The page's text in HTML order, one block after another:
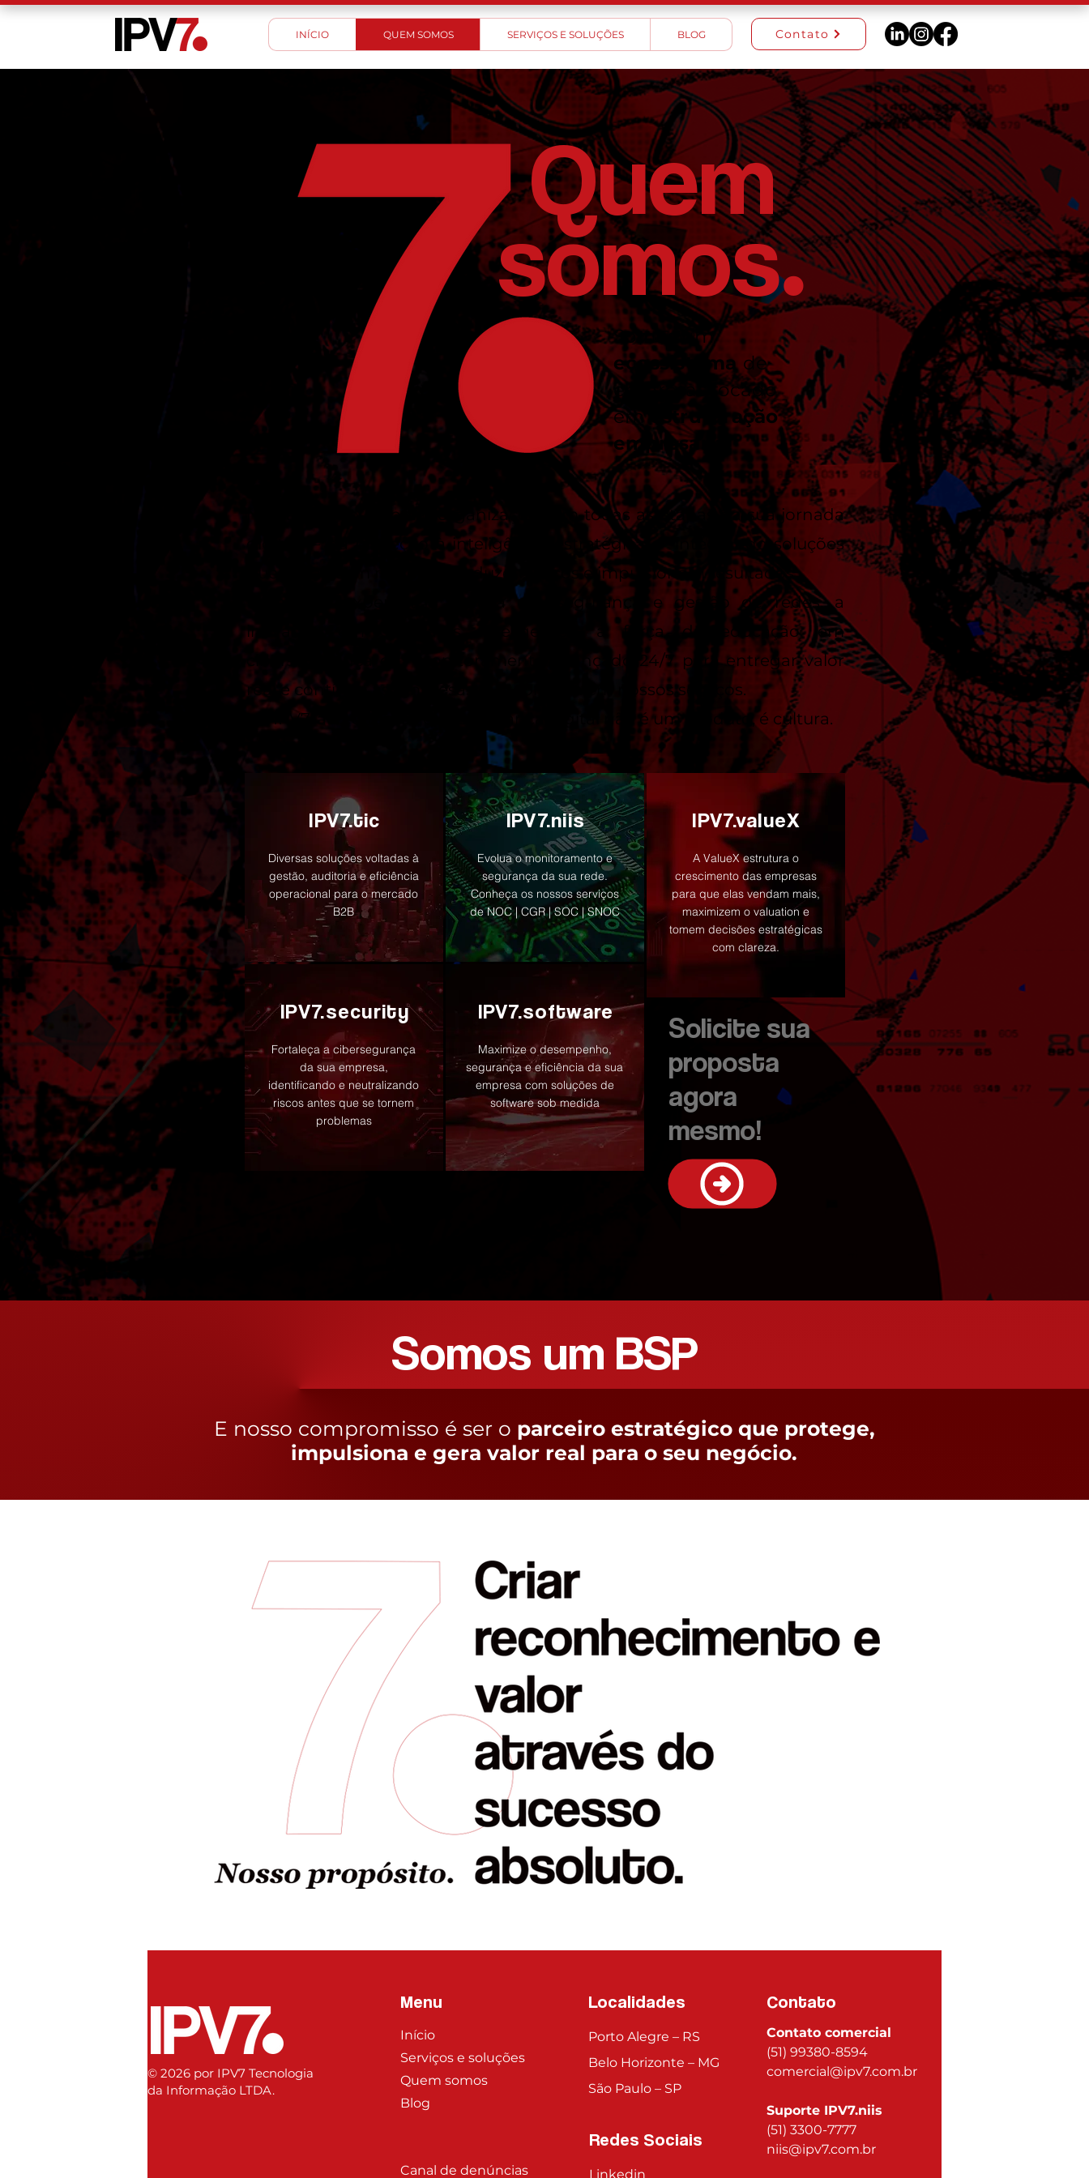
INÍCIO QUEM SOMOS SERVIÇOS E SOLUÇÕES BLOG Contato
Quem
somos.
Somos um
ecossistema de
empresas focado
em estruturação
empresarial
Nossa missão é apoiar organizações em todas as etapas da sua jornada
digital — da proteção à inteligência estratégica — integrando soluções
que fortalecem negócios, reduzem riscos e impulsionam resultados.
Unimos a experiência prática em segurança e gestão de redes, a
inovação em softwares inteligentes, a força da educação em
cibersegurança e o monitoramento avançado 24/7 para entregar valor
real e contínuo às empresas que confiam em nossos serviços.
Na IPV7, acreditamos que segurança digital não é um produto, é cultura.
IPV7.tic
Diversas soluções voltadas à
gestão, auditoria e eficiência
operacional para o mercado
B2B
IPV7.security
Fortaleça a cibersegurança
da sua empresa,
identificando e neutralizando
riscos antes que se tornem
problemas
IPV7.niis
Evolua o monitoramento e
segurança da sua rede.
Conheça os nossos serviços
de NOC | CGR | SOC | SNOC
IPV7.software
Maximize o desempenho,
segurança e eficiência da sua
empresa com soluções de
software sob medida
IPV7.valueX
A ValueX estrutura o
crescimento das empresas
para que elas vendam mais,
maximizem o valuation e
tomem decisões estratégicas
com clareza.
Solicite sua
proposta
agora
mesmo!
Somos um BSP
E nosso compromisso é ser o parceiro estratégico que protege,
impulsiona e gera valor real para o seu negócio.
© 2026 por IPV7 Tecnologia
da Informação LTDA.
Menu
Início
Serviços e soluções
Quem somos
Blog
Canal de denúncias
Localidades
Porto Alegre – RS
Belo Horizonte – MG
São Paulo – SP
Redes Sociais
Linkedin
Contato
Contato comercial
(51) 99380-8594
comercial@ipv7.com.br
Suporte IPV7.niis
(51) 3300-7777
niis@ipv7.com.br